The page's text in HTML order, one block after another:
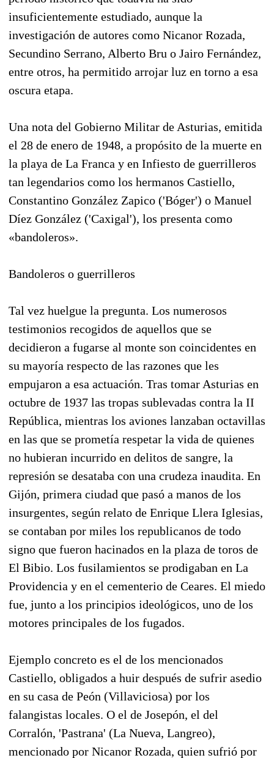
insuficientemente estudiado, aunque la
investigación de autores como Nicanor Rozada,
Secundino Serrano, Alberto Bru o Jairo Fernández,
entre otros, ha permitido arrojar luz en torno a esa
oscura etapa.
Una nota del Gobierno Militar de Asturias, emitida
el 28 de enero de 1948, a propósito de la muerte en
la playa de La Franca y en Infiesto de guerrilleros
tan legendarios como los hermanos Castiello,
Constantino González Zapico ('Bóger') o Manuel
Díez González ('Caxigal'), los presenta como
«bandoleros».
Bandoleros o guerrilleros
Tal vez huelgue la pregunta. Los numerosos
testimonios recogidos de aquellos que se
decidieron a fugarse al monte son coincidentes en
su mayoría respecto de las razones que les
empujaron a esa actuación. Tras tomar Asturias en
octubre de 1937 las tropas sublevadas contra la II
República, mientras los aviones lanzaban octavillas
en las que se prometía respetar la vida de quienes
no hubieran incurrido en delitos de sangre, la
represión se desataba con una crudeza inaudita. En
Gijón, primera ciudad que pasó a manos de los
insurgentes, según relato de Enrique Llera Iglesias,
se contaban por miles los republicanos de todo
signo que fueron hacinados en la plaza de toros de
El Bibio. Los fusilamientos se prodigaban en La
Providencia y en el cementerio de Ceares. El miedo
fue, junto a los principios ideológicos, uno de los
motores principales de los fugados.
Ejemplo concreto es el de los mencionados
Castiello, obligados a huir después de sufrir asedio
en su casa de Peón (Villaviciosa) por los
falangistas locales. O el de Josepón, el del
Corralón, 'Pastrana' (La Nueva, Langreo),
mencionado por Nicanor Rozada, quien sufrió por